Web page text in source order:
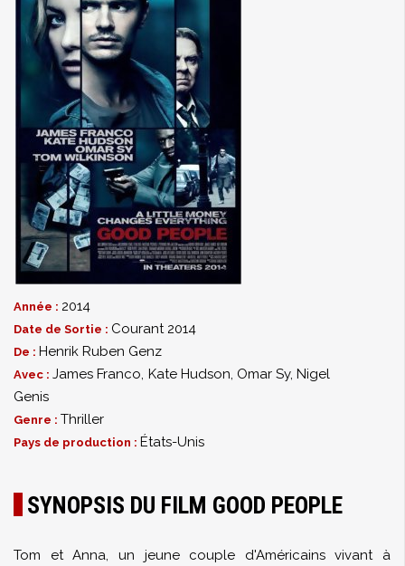
Année : 2014
Date de Sortie : Courant 2014
De : Henrik Ruben Genz
Avec :James Franco, Kate Hudson, Omar Sy, Nigel
Genis
Genre : Thriller
Pays de production : États-Unis
SYNOPSIS DU FILM GOOD PEOPLE
Tom et Anna, un jeune couple d'Américains vivant à